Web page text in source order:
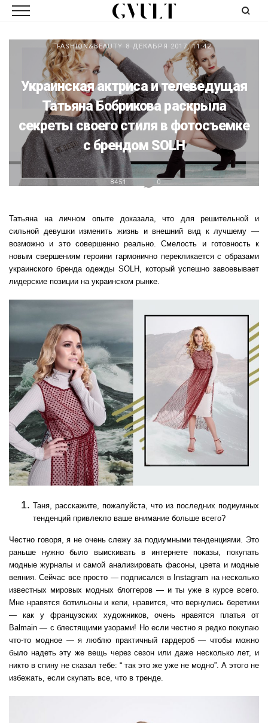
FASHION&BEAUTY 8 ДЕКАБРЯ 2017, 11:42
Украинская актриса и телеведущая
Татьяна Бобрикова раскрыла
секреты своего стиля в фотосъемке
с брендом SOLH
8451 0
Татьяна на личном опыте доказала, что для решительной и
сильной девушки изменить жизнь и внешний вид к лучшему —
возможно и это совершенно реально. Смелость и готовность к
новым свершениям героини гармонично перекликается с образами
украинского бренда одежды SOLH, который успешно завоевывает
лидерские позиции на украинском рынке.
Таня, расскажите, пожалуйста, что из последних подиумных
тенденций привлекло ваше внимание больше всего?
Честно говоря, я не очень слежу за подиумными тенденциями. Это
раньше нужно было выискивать в интернете показы, покупать
модные журналы и самой анализировать фасоны, цвета и модные
веяния. Сейчас все просто — подписался в Instagram на несколько
известных мировых модных блоггеров — и ты уже в курсе всего.
Мне нравятся ботильоны и кепи, нравится, что вернулись беретики
— как у французских художников, очень нравятся платья от
Balmain — с блестящими узорами! Но если честно я редко покупаю
что-то модное — я люблю практичный гардероб — чтобы можно
было надеть эту же вещь через сезон или даже несколько лет, и
никто в спину не сказал тебе: “ так это же уже не модно”. А этого не
избежать, если скупать все, что в тренде.